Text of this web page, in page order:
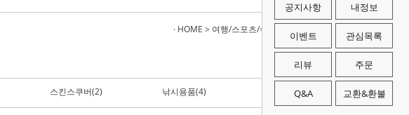
공지사항 내정보
이벤트 관심목록
리뷰 주문
Q&A 교환&환불
· HOME > 여행/스포츠/수상레저
스킨스쿠버(2) 낚시용품(4) 파라솔(77)